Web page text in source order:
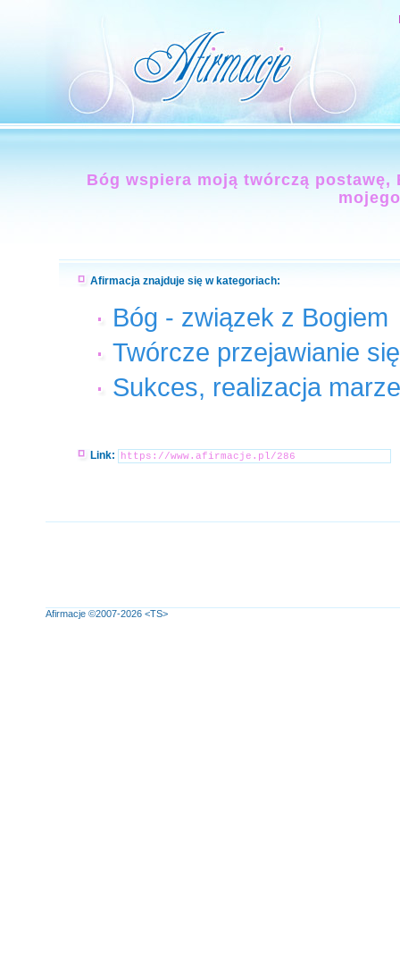
Bóg wspiera moją twórczą
Afirmacja znajduje się w kategoriach:
Bóg - związek z Bogiem
Twórcze przejawianie się
Sukces, realizacja
Link:
Afirmacje ©2007-2026 <TS>